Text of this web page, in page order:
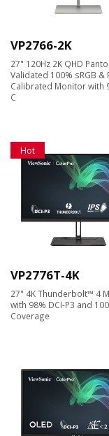
VP2766-2K
27" 120Hz 2K QHD
Validated 100% sRGB &
Calibrated Monitor with
C
Hot
VP2776T-4K
27" 4K Thunderbolt™ 4
with 98% DCI-P3 and
Coverage